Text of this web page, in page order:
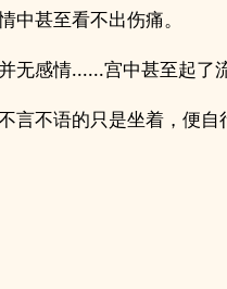
中甚至看不出伤痛。
感情......宫中甚至起了
言不语的只是坐着，便自